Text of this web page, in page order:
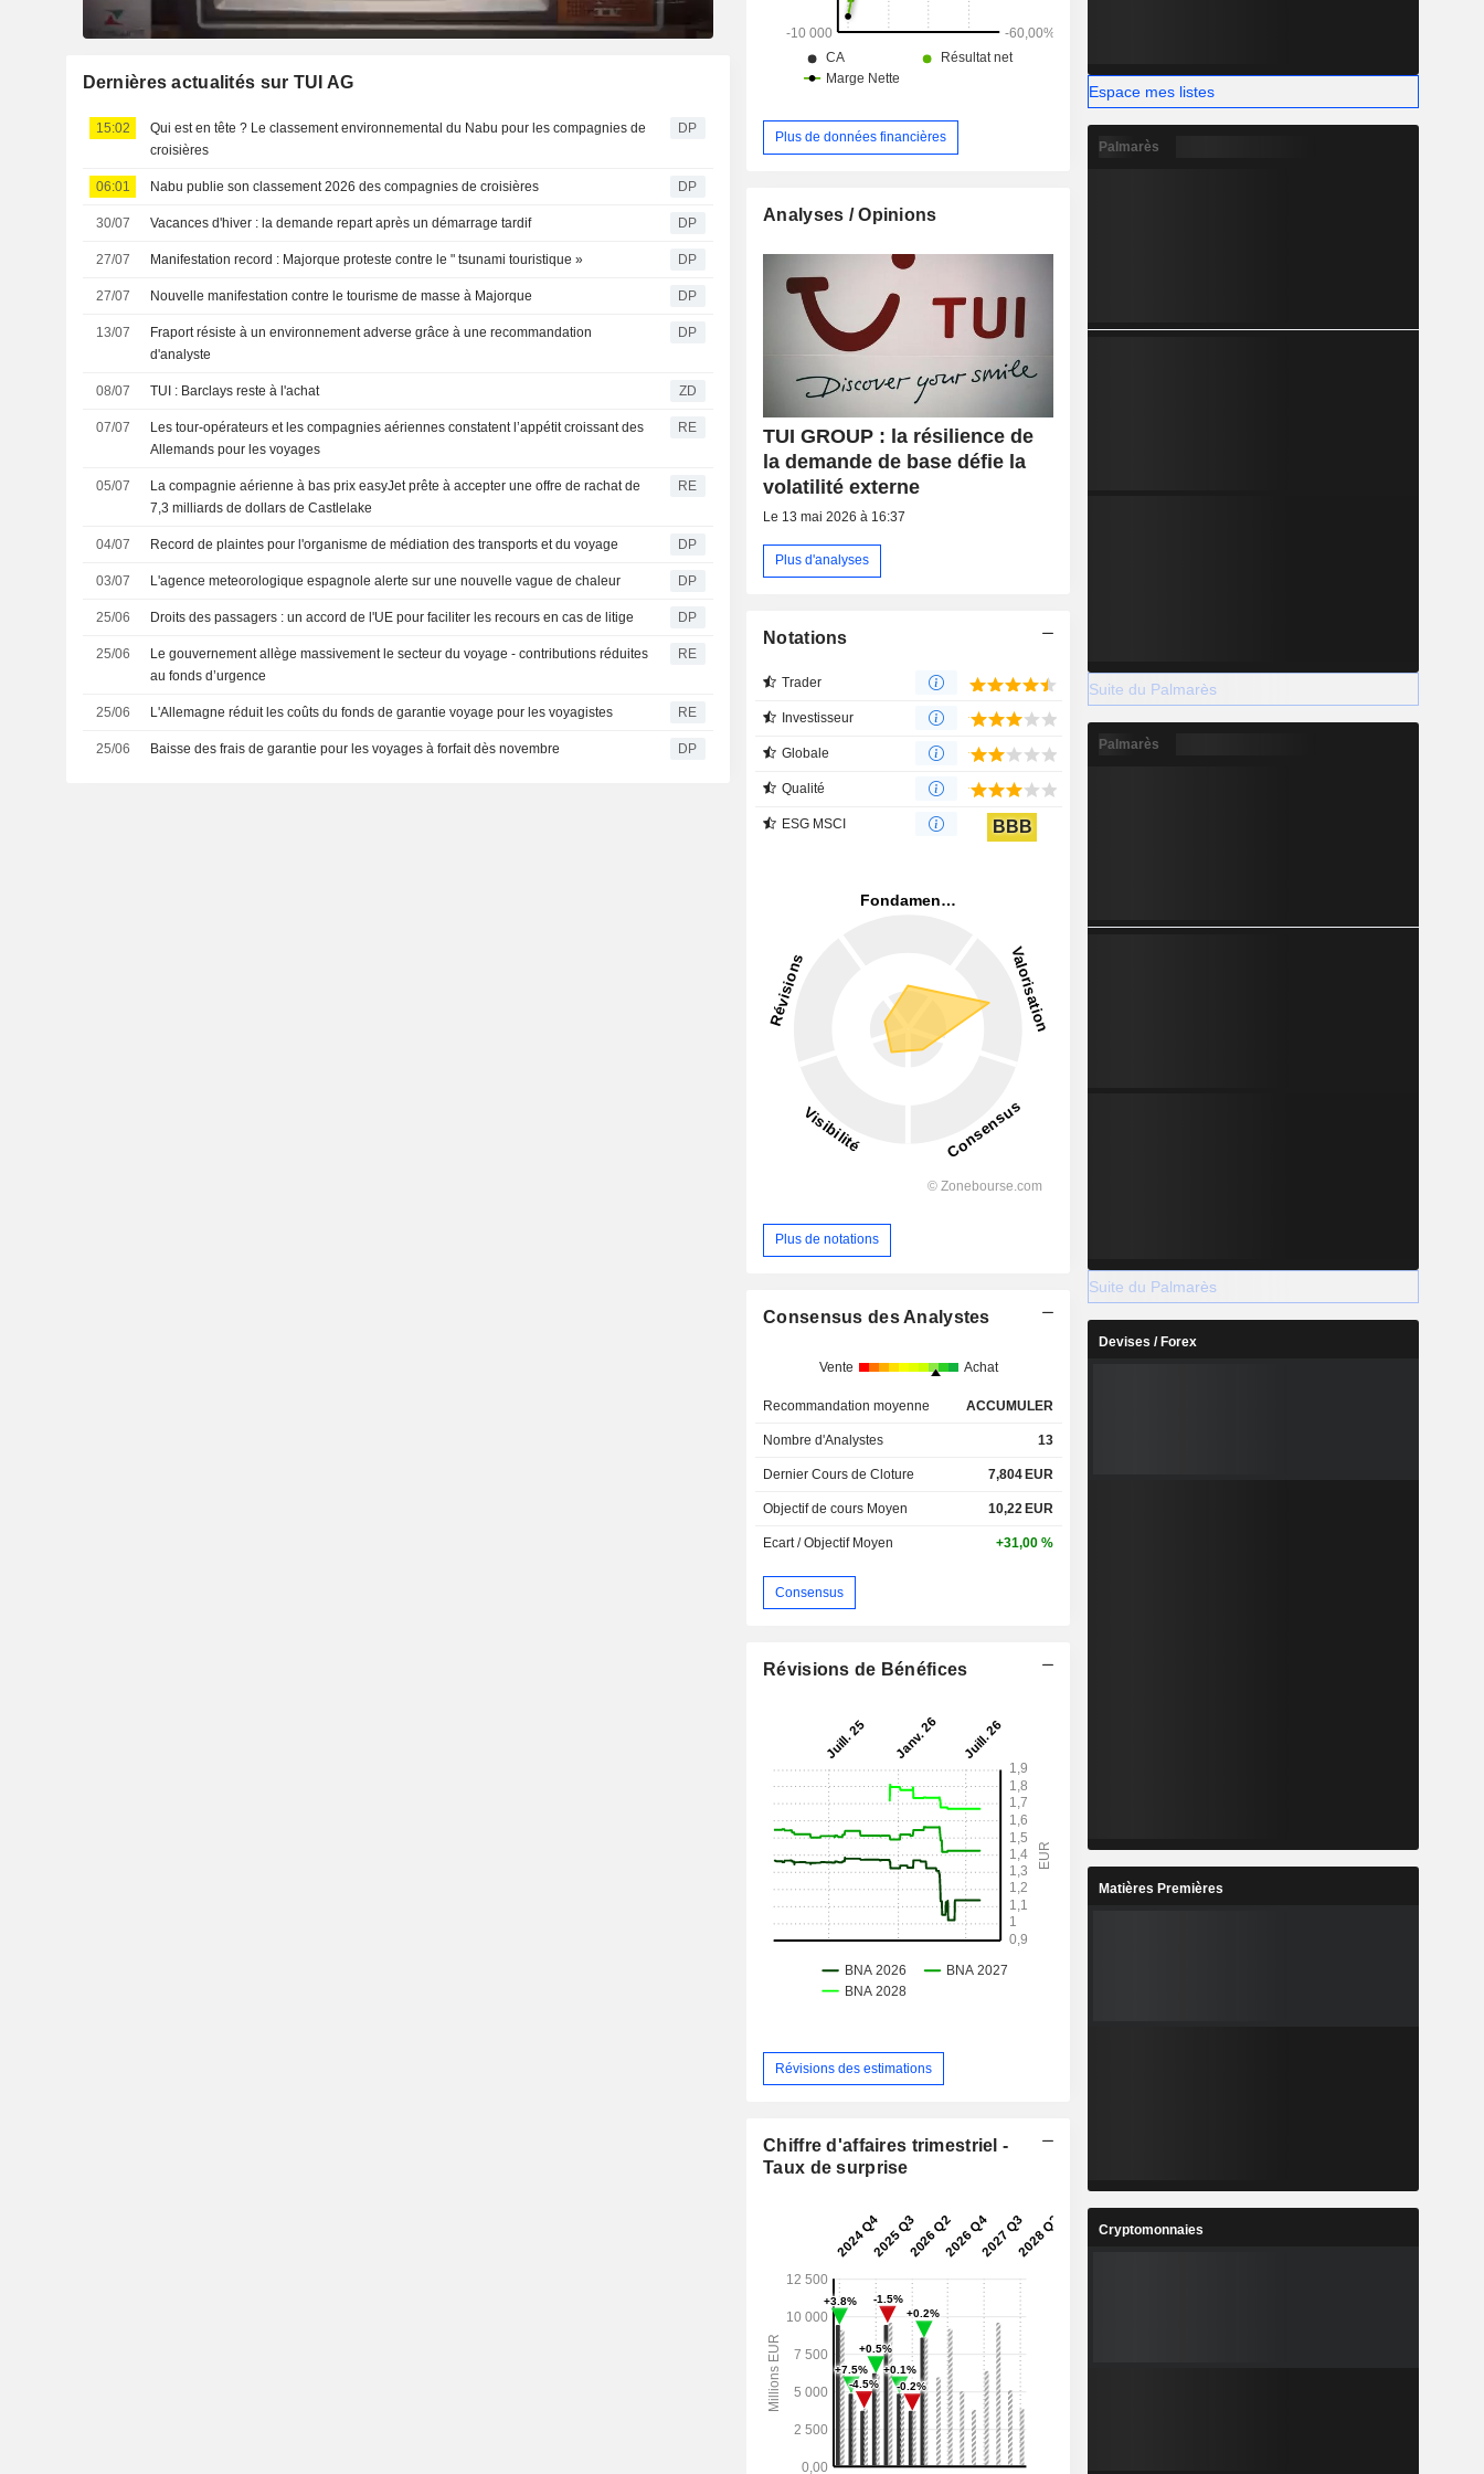
Dernières actualités sur TUI AG
15:02
Qui est en tête ? Le classement environnemental du Nabu pour les compagnies de
croisières
DP
06:01 Nabu publie son classement 2026 des compagnies de croisières DP
30/07 Vacances d'hiver : la demande repart après un démarrage tardif DP
27/07 Manifestation record : Majorque proteste contre le " tsunami touristique » DP
27/07 Nouvelle manifestation contre le tourisme de masse à Majorque DP
13/07
Fraport résiste à un environnement adverse grâce à une recommandation
d'analyste
DP
08/07 TUI : Barclays reste à l'achat ZD
07/07
Les tour-opérateurs et les compagnies aériennes constatent l’appétit croissant des
Allemands pour les voyages
RE
05/07
La compagnie aérienne à bas prix easyJet prête à accepter une offre de rachat de
7,3 milliards de dollars de Castlelake
RE
04/07 Record de plaintes pour l'organisme de médiation des transports et du voyage DP
03/07 L'agence meteorologique espagnole alerte sur une nouvelle vague de chaleur DP
25/06 Droits des passagers : un accord de l'UE pour faciliter les recours en cas de litige DP
25/06
Le gouvernement allège massivement le secteur du voyage - contributions réduites
au fonds d’urgence
RE
25/06 L'Allemagne réduit les coûts du fonds de garantie voyage pour les voyagistes RE
25/06 Baisse des frais de garantie pour les voyages à forfait dès novembre DP
Plus de données financières
Analyses / Opinions
TUI GROUP : la résilience de
la demande de base défie la
volatilité externe
Le 13 mai 2026 à 16:37
Plus d'analyses
Notations
Trader
Investisseur
Globale
Qualité
ESG MSCI BBB
Plus de notations
Consensus des Analystes
Vente Achat
Recommandation moyenne ACCUMULER
Nombre d'Analystes 13
Dernier Cours de Cloture 7,804 EUR
Objectif de cours Moyen 10,22 EUR
Ecart / Objectif Moyen +31,00 %
Consensus
Révisions de Bénéfices
Révisions des estimations
Chiffre d'affaires trimestriel -
Taux de surprise
Espace mes listes
Palmarès
Suite du Palmarès
Palmarès
Suite du Palmarès
Devises / Forex
Matières Premières
Cryptomonnaies